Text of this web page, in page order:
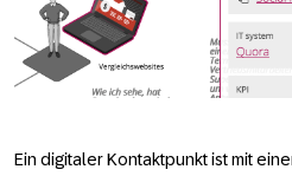
Ein digitaler Kontaktpunkt ist mit